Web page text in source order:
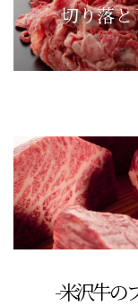
切り落と
-米沢牛の